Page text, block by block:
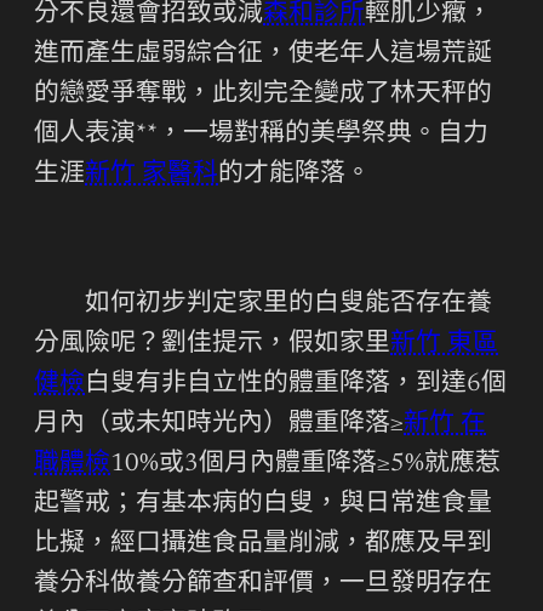
分不良還會招致或減森和診所輕肌少癥，
進而產生虛弱綜合征，使老年人這場荒誕
的戀愛爭奪戰，此刻完全變成了林天秤的
個人表演**，一場對稱的美學祭典。自力
生涯新竹 家醫科的才能降落。
如何初步判定家里的白叟能否存在養
分風險呢？劉佳提示，假如家里新竹 東區
健檢 白叟有非自立性的體重降落，到達6個
月內（或未知時光內）體重降落≥新竹 在
職體檢10%或3個月內體重降落≥5%就應惹
起警戒；有基本病的白叟，與日常進食量
比擬，經口攝進食品量削減，都應及早到
養分科做養分篩查和評價，一旦發明存在